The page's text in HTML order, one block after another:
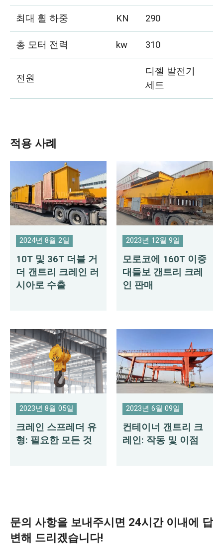
최대 휠 하중
KN
290
총 모터 전력
kw 310
전원
디젤 발전기
세트
적용 사례
2024년 8월 2일
10T 및 36T 더블 거
더 갠트리 크레인 러
시아로 수출
2023년 12월 9일
모로코에 160T 이중
대들보 갠트리 크레
인 판매
2023년 8월 05일
크레인 스프레더 유
형: 필요한 모든 것
2023년 6월 09일
컨테이너 갠트리 크
레인: 작동 및 이점
문의 사항을 보내주시면 24시간 이내에 답
변해 드리겠습니다!